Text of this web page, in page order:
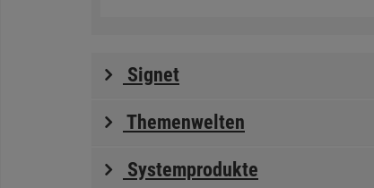
Signet
Themenwelten
Systemprodukte